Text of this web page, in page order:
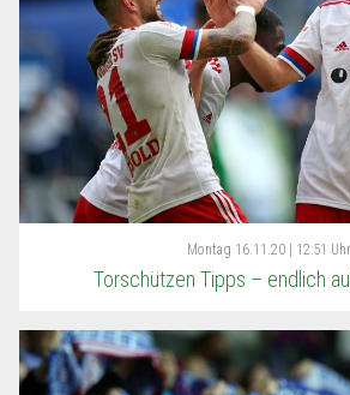
Montag 16.11.20 | 12:51 Uhr
Torschützen Tipps – endlich